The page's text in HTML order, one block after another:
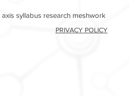
syllabus research meshwork
PRIVACY POLICY